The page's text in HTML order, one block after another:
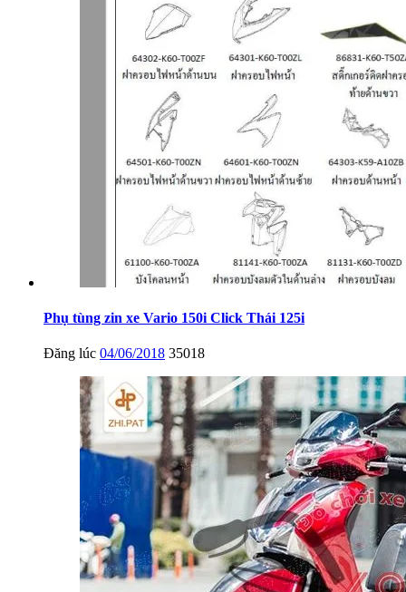
Phụ tùng zin xe Vario 150i Click Thái 125i
Đăng lúc 04/06/2018 35018